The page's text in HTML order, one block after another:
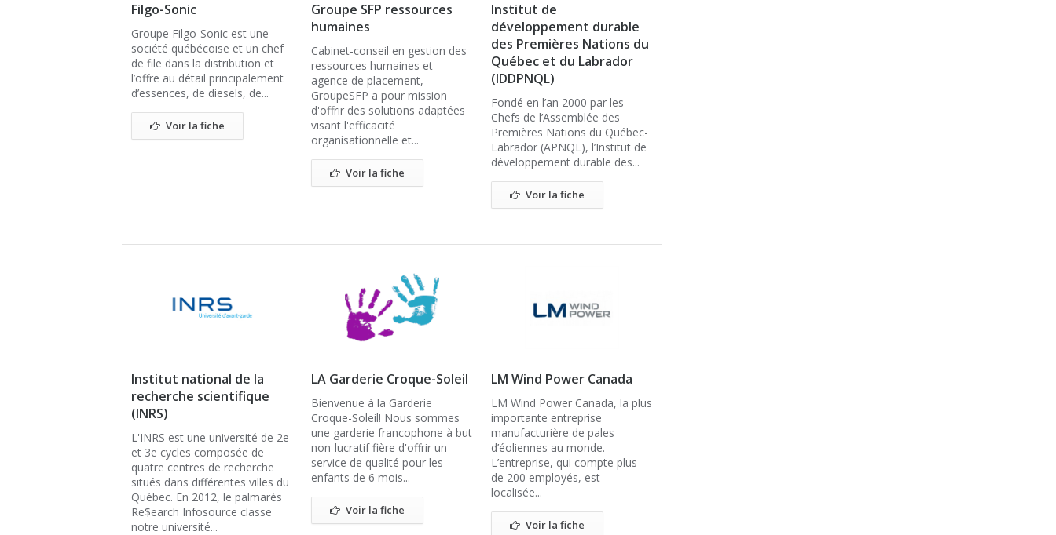
Filgo-Sonic
Groupe Filgo-Sonic est une
société québécoise et un chef
de file dans la distribution et
l’offre au détail principalement
d’essences, de diesels, de...
Voir la fiche
Groupe SFP ressources
humaines
Cabinet-conseil en gestion des
ressources humaines et
agence de placement,
GroupeSFP a pour mission
d'offrir des solutions adaptées
visant l'efficacité
organisationnelle et...
Voir la fiche
Institut de
développement durable
des Premières Nations du
Québec et du Labrador
(IDDPNQL)
Fondé en l’an 2000 par les
Chefs de l’Assemblée des
Premières Nations du Québec-
Labrador (APNQL), l’Institut de
développement durable des...
Voir la fiche
Institut national de la
recherche scientifique
(INRS)
L'INRS est une université de 2e
et 3e cycles composée de
quatre centres de recherche
situés dans différentes villes du
Québec. En 2012, le palmarès
Re$earch Infosource classe
notre université...
LA Garderie Croque-Soleil
Bienvenue à la Garderie
Croque-Soleil! Nous sommes
une garderie francophone à but
non-lucratif fière d'offrir un
service de qualité pour les
enfants de 6 mois...
Voir la fiche
LM Wind Power Canada
LM Wind Power Canada, la plus
importante entreprise
manufacturière de pales
d’éoliennes au monde.
L’entreprise, qui compte plus
de 200 employés, est
localisée...
Voir la fiche